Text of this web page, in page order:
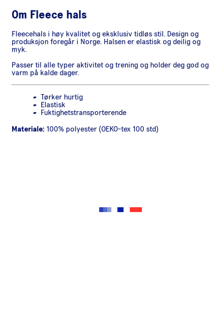
Om Fleece hals
Fleecehals i høy kvalitet og eksklusiv tidløs stil. Design og
produksjon foregår i Norge. Halsen er elastisk og deilig og
myk.
Passer til alle typer aktivitet og trening og holder deg god og
varm på kalde dager.
Tørker hurtig
Elastisk
Fuktighetstransporterende
Materiale: 100% polyester (OEKO-tex 100 std)